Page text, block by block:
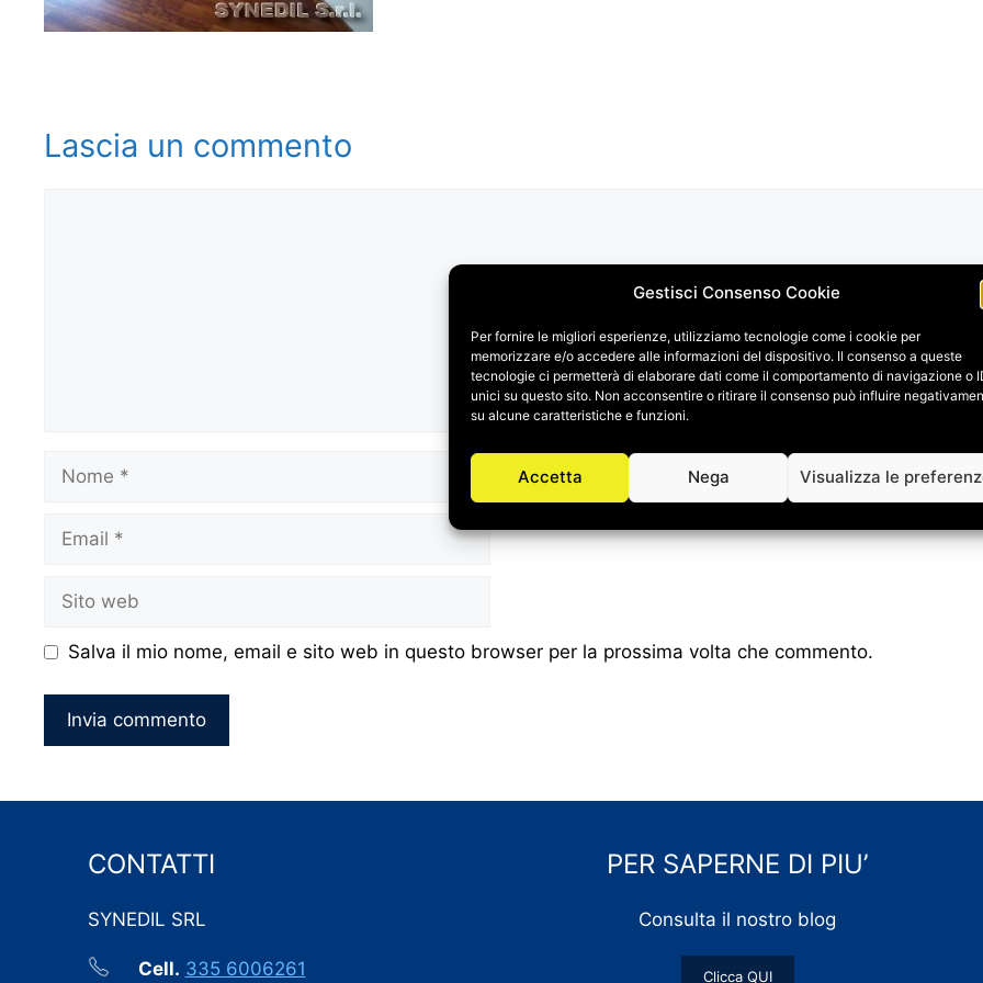
Gestisci Consenso Cookie
Per fornire le migliori esperienze, utilizziamo tecnologie come i cookie per
memorizzare e/o accedere alle informazioni del dispositivo. Il consenso a queste
tecnologie ci permetterà di elaborare dati come il comportamento di navigazione o
unici su questo sito. Non acconsentire o ritirare il consenso può influire
su alcune caratteristiche e funzioni.
Accetta Nega Visualizza le
Lascia un commento
Nome
Email
Sito
web
Salva il mio nome, email e sito web in questo browser per la prossima volta che commento.
CONTATTI
SYNEDIL SRL
Cell. 335 6006261
PER SAPERNE DI PIU’
Consulta il nostro blog
Clicca QUI